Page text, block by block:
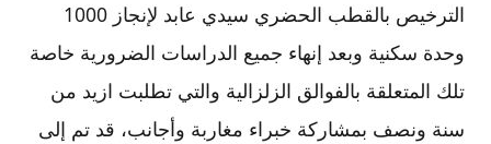
الترخيص بالقطب الحضري سيدي عابد لإنجاز 1000
وحدة سكنية وبعد إنهاء جميع الدراسات الضرورية خاصة
تلك المتعلقة بالفوالق الزلزالية والتي تطلبت ازيد من
سنة ونصف بمشاركة خبراء مغاربة وأجانب، قد تم إلى